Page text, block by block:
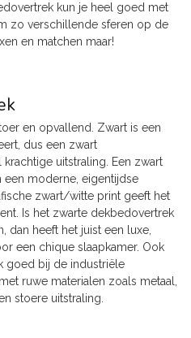
kun je heel goed met
zo verschillende sferen op de
en matchen maar!
en opvallend. Zwart is een
dus een zwart
uitstraling. Een zwart
moderne, eigentijdse
zwart/witte print geeft het
Is het zwarte dekbedovertrek
dan heeft het juist een luxe,
een chique slaapkamer. Ook
goed bij de industriële
ruwe materialen zoals metaal,
stoere uitstraling.